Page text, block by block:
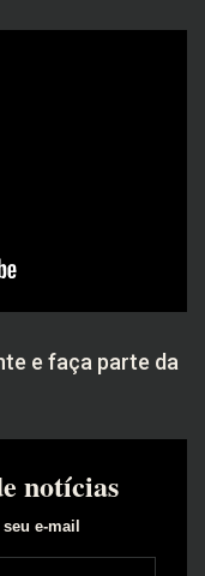
e faça parte da
notícias
e-mail